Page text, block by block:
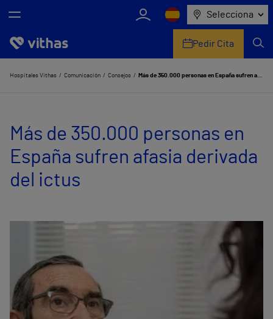
Selecciona
Nosotros
Servicios de salud
Equipo médico y asistencial
Comunicación
Pedir Cita
Hospitales Vithas Comunicación Consejos Más de 350.000 personas en España sufren afasia derivada del ictus
Más de 350.000 personas en
España sufren afasia derivada
del ictus